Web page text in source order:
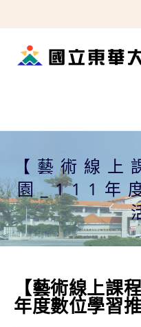
轉
【藝術線上
園_111年
【藝術線上課
年度數位學習